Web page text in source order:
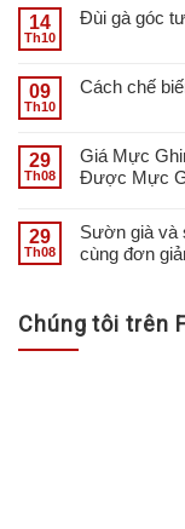
14
Th10
Đùi gà góc
09
Th10
Cách chế
29
Th08
Giá Mực
Được Mực
29
Th08
Sườn già và
cùng đơn
Chúng tôi trên